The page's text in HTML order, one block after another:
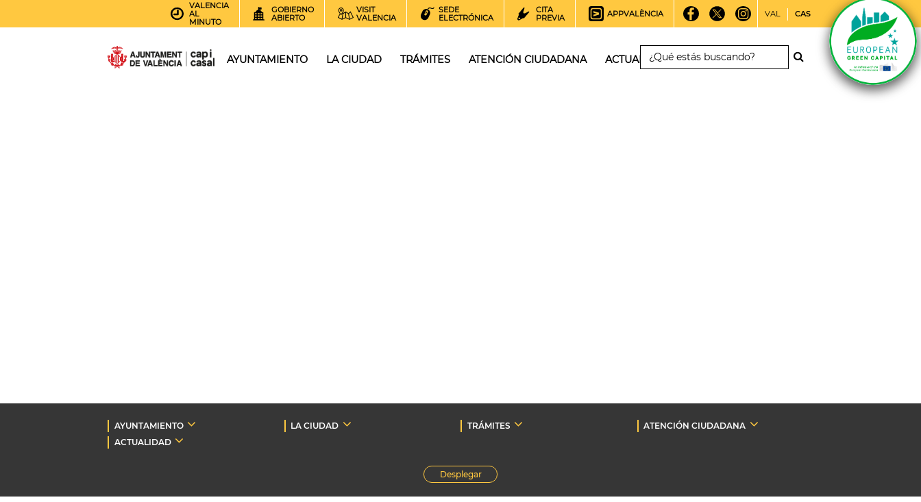
VALENCIA
AL
MINUTO
GOBIERNO
ABIERTO
VISIT
VALENCIA
SEDE
ELECTRÓNICA
CITA
PREVIA
APPVALÈNCIA VAL CAS
AYUNTAMIENTO LA CIUDAD TRÁMITES ATENCIÓN CIUDADANA ACTUALIDAD
AYUNTAMIENTO LA CIUDAD TRÁMITES
ATENCIÓN CIUDADANA
ACTUALIDAD
Desplegar